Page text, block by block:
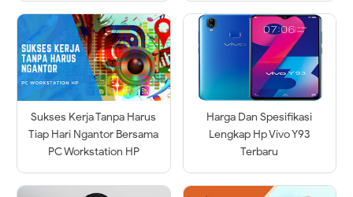
Sukses Kerja Tanpa Harus
Tiap Hari Ngantor Bersama
PC Workstation HP
Harga Dan Spesifikasi
Lengkap Hp Vivo Y93
Terbaru